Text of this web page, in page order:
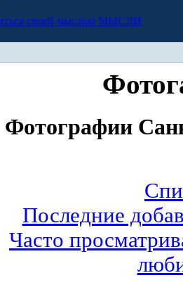
МЫСЛИ
Фотографии
Последние
Часто